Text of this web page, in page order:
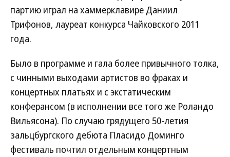
партию играл на хаммерклавире Даниил
Трифонов, лауреат конкурса Чайковского 2011
года.
Было в программе и гала более привычного толка,
с чинными выходами артистов во фраках и
концертных платьях и с экстатическим
конферансом (в исполнении все того же Роландо
Вильясона). По случаю грядущего 50-летия
зальцбургского дебюта Пласидо Доминго
фестиваль почтил отдельным концертным